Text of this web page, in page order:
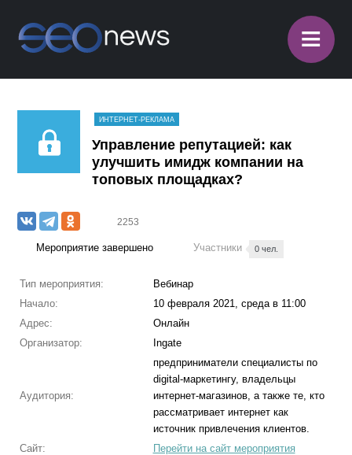
≡
ИНТЕРНЕТ-РЕКЛАМА
Управление репутацией: как
улучшить имидж компании на
топовых площадках?
2253
Мероприятие завершено Участники 0 чел.
Тип мероприятия:
Вебинар
Начало:
10 февраля 2021, среда в 11:00
Адрес:
Онлайн
Организатор:
Ingate
Аудитория:
предприниматели специалисты по
digital-маркетингу, владельцы
интернет-магазинов, а также те, кто
рассматривает интернет как
источник привлечения клиентов.
Сайт:
Перейти на сайт мероприятия